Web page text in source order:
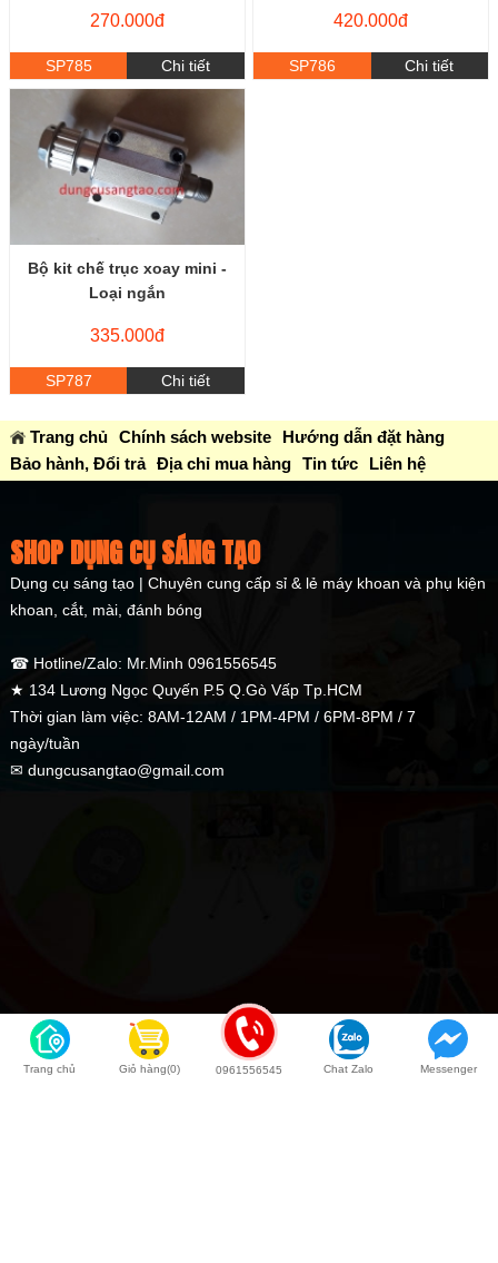
270.000đ
SP785 Chi tiết
420.000đ
SP786 Chi tiết
Bộ kit chế trục xoay mini -
Loại ngắn
335.000đ
SP787 Chi tiết
Trang chủ Chính sách website
Hướng dẫn đặt hàng
Bảo hành, Đổi trả Địa chỉ mua hàng Tin tức Liên hệ
SHOP DỤNG CỤ SÁNG TẠO
Dụng cụ sáng tạo | Chuyên cung cấp sỉ & lẻ máy khoan và phụ kiện
khoan, cắt, mài, đánh bóng
☎ Hotline/Zalo: Mr.Minh 0961556545
★ 134 Lương Ngọc Quyến P.5 Q.Gò Vấp Tp.HCM
Thời gian làm việc: 8AM-12AM / 1PM-4PM / 6PM-8PM / 7
ngày/tuần
✉ dungcusangtao@gmail.com
Trang chủ Giỏ hàng(0) 0961556545 Chat Zalo Messenger